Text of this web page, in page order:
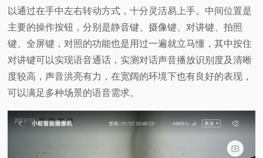
以通过在手中左右转动方式，十分灵活易上手。中间位置是
主要的操作按钮，分别是静音键、摄像键、对讲键、拍照
键、全屏键，对照的功能也是用过一遍就立马懂，其中按住
对讲键可以实现语音通话，实测对话声音播放识别度及清晰
度较高，声音洪亮有力，在宽阔的环境下也有良好的表现，
可以满足多种场景的语音需求。